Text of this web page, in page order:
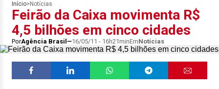
Início> Notícias
Feirão da Caixa movimenta R$
4,5 bilhões em cinco cidades
PorAgência Brasil 16/05/11 - 16h21minEmNotícias